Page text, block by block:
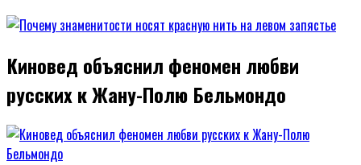
Киновед объяснил феномен любви
русских к Жану-Полю Бельмондо